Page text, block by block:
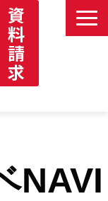
資
料
請
求
NAVI